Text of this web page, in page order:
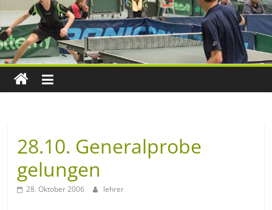
28.10. Generalprobe
gelungen
28. Oktober 2006 lehrer